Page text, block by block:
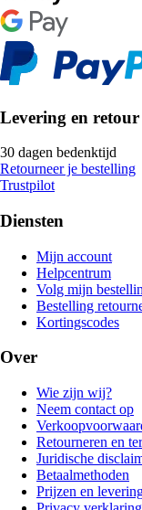
Levering en retour
30 dagen bedenktijd
Retourneer je bestelling
Trustpilot
Diensten
Mijn account
Helpcentrum
Volg mijn
Bestelling
Kortingscodes
Over
Wie zijn wij?
Neem contact op
Retourneren en
Juridische
Betaalmethoden
Prijzen en